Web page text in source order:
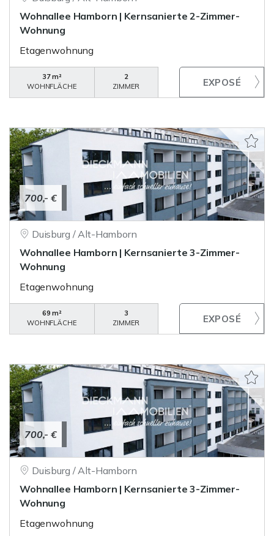
Wohnallee Hamborn | Kernsanierte 2-Zimmer-
Wohnung
Etagenwohnung
37 m²
WOHNFLÄCHE
2
ZIMMER
700,- €
Duisburg / Alt-Hamborn
Wohnallee Hamborn | Kernsanierte 3-Zimmer-
Wohnung
Etagenwohnung
69 m²
WOHNFLÄCHE
3
ZIMMER
700,- €
Duisburg / Alt-Hamborn
Wohnallee Hamborn | Kernsanierte 3-Zimmer-
Wohnung
Etagenwohnung